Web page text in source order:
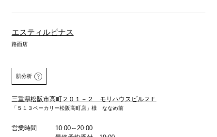
エスティルピナス
路面店
肌分析
三重県松阪市高町２０１－２ モリハウスビル２Ｆ
「５１３ベーカリー松阪高町店」様 ななめ前
営業時間
10:00～20:00